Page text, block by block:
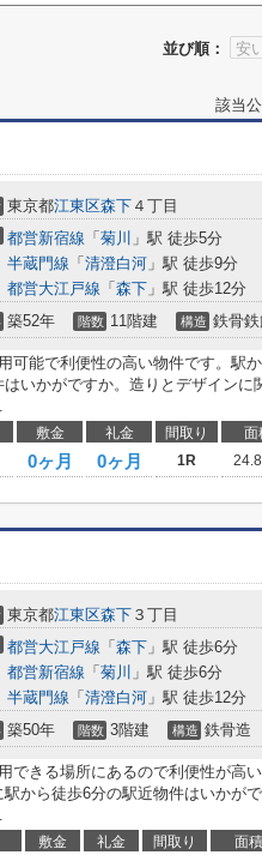
並び順：
該当
東京都江東区森下 ４丁目
都営新宿線 「 菊川 」駅 徒歩5分
半蔵門線 「 清澄白河 」駅 徒歩9分
都営大江戸線 「 森下 」駅 徒歩12分
築52年 階数 11階建 構造 鉄骨
可能で利便性の高い物件です。駅
はいかがですか。造りとデザインに
敷金 礼金 間取り 面
0ヶ月 0ヶ月 1R
東京都江東区森下 ３丁目
都営大江戸線 「 森下 」駅 徒歩6分
都営新宿線 「 菊川 」駅 徒歩6分
半蔵門線 「 清澄白河 」駅 徒歩12分
築50年 階数 3階建 構造 鉄骨造
できる場所にあるので利便性が高
駅から徒歩6分の駅近物件はいかが
敷金 礼金 間取り 面積